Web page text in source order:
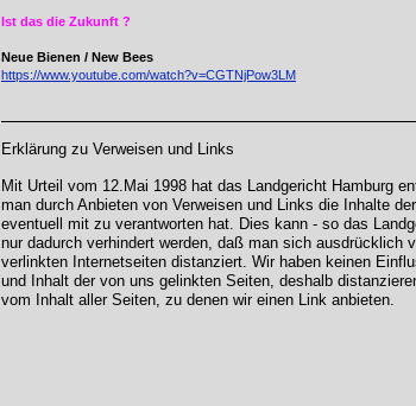
Ist das die Zukunft ?
Neue Bienen / New Bees
https://www.youtube.com/watch?v=CGTNjPow3LM
Erklärung zu Verweisen und Links
Mit Urteil vom 12.Mai 1998 hat das Landgericht Hamburg
man durch Anbieten von Verweisen und Links die Inhalte
eventuell mit zu verantworten hat. Dies kann - so das
nur dadurch verhindert werden, daß man sich ausdrücklich
verlinkten Internetseiten distanziert. Wir haben keinen
und Inhalt der von uns gelinkten Seiten, deshalb
vom Inhalt aller Seiten, zu denen wir einen Link anbieten.